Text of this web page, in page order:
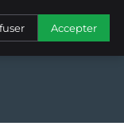
OEUVRE
Accepter